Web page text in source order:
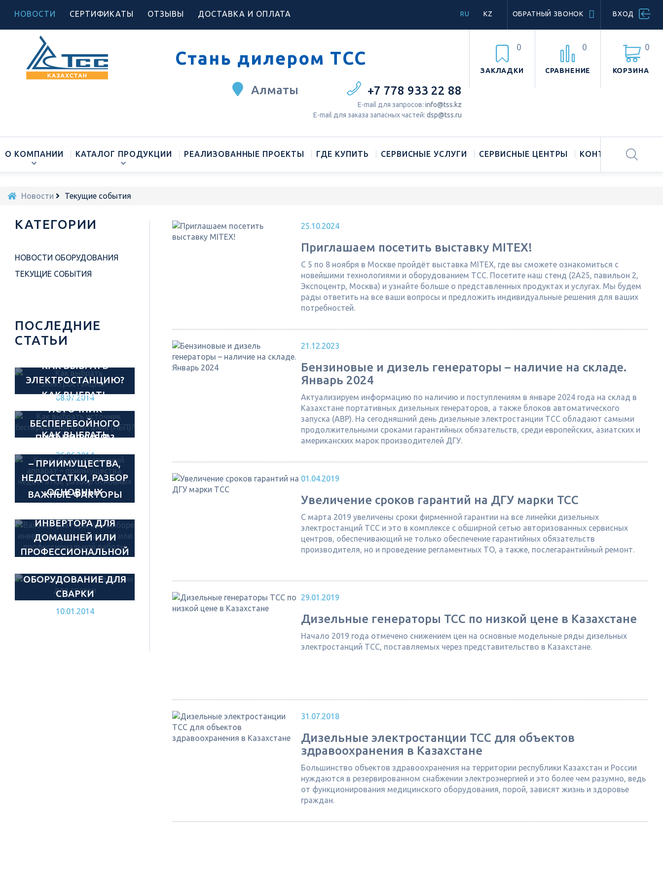
НОВОСТИ СЕРТИФИКАТЫ ОТЗЫВЫ ДОСТАВКА И ОПЛАТА ВХОД
ОБРАТНЫЙ ЗВОНОК
RU KZ
Стань дилером ТСС
КОРЗИНА
0
ЗАКЛАДКИ
0
СРАВНЕНИЕ
0
+7 778 933 22 88
Е-mail для запросов: info@tss.kz
Е-mail для заказа запасных частей: dsp@tss.ru
Алматы
О КОМПАНИИ КАТАЛОГ ПРОДУКЦИИ РЕАЛИЗОВАННЫЕ ПРОЕКТЫ ГДЕ КУПИТЬ СЕРВИСНЫЕ УСЛУГИ СЕРВИСНЫЕ ЦЕНТРЫ КОНТАКТЫ
Новости Текущие события
25.10.2024
Приглашаем посетить выставку MITEX!
С 5 по 8 ноября в Москве пройдёт выставка MITEX, где вы сможете ознакомиться с
новейшими технологиями и оборудованием ТСС. Посетите наш стенд (2А25, павильон 2,
Экспоцентр, Москва) и узнайте больше о представленных продуктах и услугах. Мы будем
рады ответить на все ваши вопросы и предложить индивидуальные решения для ваших
потребностей.
21.12.2023
Бензиновые и дизель генераторы – наличие на складе.
Январь 2024
Актуализируем информацию по наличию и поступлениям в январе 2024 года на склад в
Казахстане портативных дизельных генераторов, а также блоков автоматического
запуска (АВР). На сегодняшний день дизельные электростанции ТСС обладают самыми
продолжительными сроками гарантийных обязательств, среди европейских, азиатских и
американских марок производителей ДГУ.
01.04.2019
Увеличение сроков гарантий на ДГУ марки ТСС
С марта 2019 увеличены сроки фирменной гарантии на все линейки дизельных
электростанций ТСС и это в комплексе с обширной сетью авторизованных сервисных
центров, обеспечивающий не только обеспечение гарантийных обязательств
производителя, но и проведение регламентных ТО, а также, послегарантийный ремонт.
29.01.2019
Дизельные генераторы ТСС по низкой цене в Казахстане
Начало 2019 года отмечено снижением цен на основные модельные ряды дизельных
электростанций ТСС, поставляемых через представительство в Казахстане.
31.07.2018
Дизельные электростанции ТСС для объектов
здравоохранения в Казахстане
Большинство объектов здравоохранения на территории республики Казахстан и России
нуждаются в резервированном снабжении электроэнергией и это более чем разумно, ведь
от функционирования медицинского оборудования, порой, зависят жизнь и здоровье
граждан.
КАТЕГОРИИ
НОВОСТИ ОБОРУДОВАНИЯ
ТЕКУЩИЕ СОБЫТИЯ
ПОСЛЕДНИЕ
СТАТЬИ
КАК ВЫБРАТЬ
ЭЛЕКТРОСТАНЦИЮ?
08.07.2014
КАК ВЫБРАТЬ
ИСТОЧНИК
БЕСПЕРЕБОЙНОГО
ПИТАНИЯ (ИБП)?
26.06.2014
КАК ВЫБРАТЬ
– ПРИИМУЩЕСТВА,
НЕДОСТАТКИ, РАЗБОР
ОСНОВНЫХ
ХАРАКТЕРИСТИК.
20.05.2014
ВАЖНЫЕ ФАКТОРЫ
ИНВЕРТОРА ДЛЯ
ДОМАШНЕЙ ИЛИ
ПРОФЕССИОНАЛЬНОЙ
20.03.2014
ОБОРУДОВАНИЕ ДЛЯ
СВАРКИ
10.01.2014